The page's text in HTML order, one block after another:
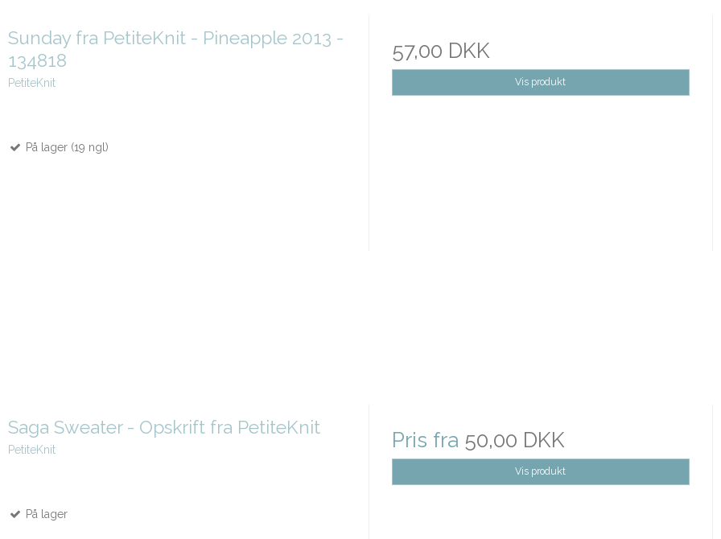
Sunday fra PetiteKnit - Pineapple 2013 -
134818
PetiteKnit
På lager (19 ngl)
57,00 DKK
Vis produkt
Saga Sweater - Opskrift fra PetiteKnit
PetiteKnit
På lager
Pris fra 50,00 DKK
Vis produkt